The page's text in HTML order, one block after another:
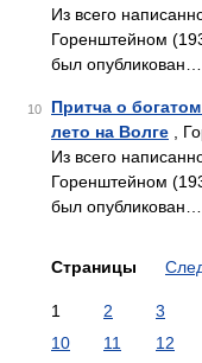
Из всего
Горенштейном
был
10
Притча о
лето на Волге ,
Из всего
Горенштейном
был опубликован…
Страницы
1 2 3
10
11 12